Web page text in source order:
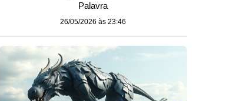
Palavra
26/05/2026 às 23:46